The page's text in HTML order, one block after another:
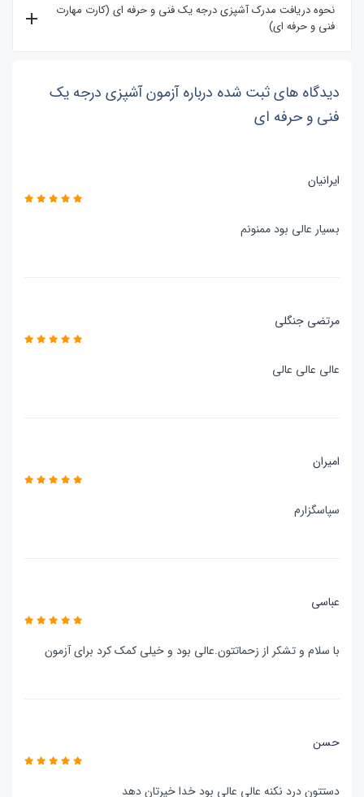
نحوه دریافت مدرک آشپزی درجه یک فنی و حرفه ای (کارت مهارت
فنی و حرفه ای)
دیدگاه های ثبت شده درباره آزمون آشپزی درجه یک
فنی و حرفه ای
ایرانیان
بسیار عالی بود ممنونم
مرتضی جنگلی
عالی عالی عالی
امیران
سپاسگزارم
عباسی
با سلام و تشکر از زحماتتون.عالی بود و خیلی کمک کرد برای آزمون
حسن
دستتون درد نکنه عالی عالی بود خدا خیرتان دهد